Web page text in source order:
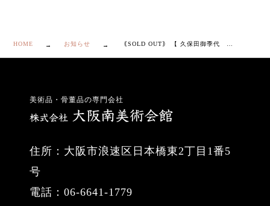
HOME お知らせ
美術品・骨董品の専門会社
住所：大阪市浪速区日本橋東2丁目1番5
号
電話：06-6641-1779